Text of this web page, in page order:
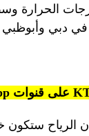
الحرارة
إلى 44 درجة
الرياح ستكون